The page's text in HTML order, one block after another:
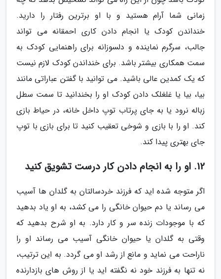
زمانی شما آرام هستید و با او برترین رفتار را دارید.
خنداندن کودک یا انجام دادن کاری احمقانه می تواند
جالب، سرگرم نماینده و دلسوزانه برای راهنمایی کودک به
سمت همکاری بیشتر باشد. برای خنداندن کودک لازم نیست
که یک کمدین عالی باشید. می توانید با گفتن عباراتی مانند
بیا، بیا یا غلغلک دادن کودک او را بخندانید تا سمت سطل
زباله نرود یا به جای پرتاب توپ داخل خانه، در حیاط بازی
کند. او را با بازی و شوخی تعقیب کنید تا برای بازی با توپ
جای بهتری پیدا کند.
12. او را به انجام دادن کار درست تشویق کنید
اگر متوجه شده اید که فرزند خردسالتان به گلدان ها آسیب
می رساند یا دم حیوان خانگی را می کشد، به او یاد بدهید
که با موجودات زنده سر و کار دارد. به او شرح بدهید که
وقتی به گلدان یا حیوان خانگی آسیب می رساند او را
ناراحت می نماید و مانع از رشد او می گردد. به این ترتیب،
نه تنها به فرزند خود نه نگفته اید یا از روش های بازدارنده